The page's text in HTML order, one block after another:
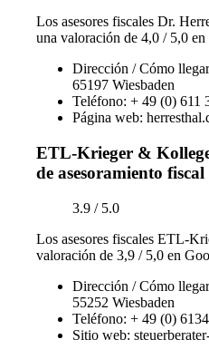
Los asesores fiscales Dr.
una valoración de 4,0 / 5,0
Dirección / Cómo
65197 Wiesbaden
Teléfono: + 49 (0) 611
Página web:
ETL-Krieger &
de asesoramiento fiscal
3.9 / 5.0
Los asesores fiscales ETL-
valoración de 3,9 / 5,0 en
Dirección / Cómo
55252 Wiesbaden
Teléfono: + 49 (0)
Sitio web: